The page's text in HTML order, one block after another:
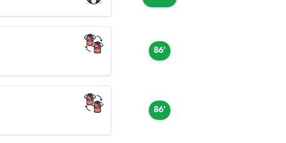
86'
86'